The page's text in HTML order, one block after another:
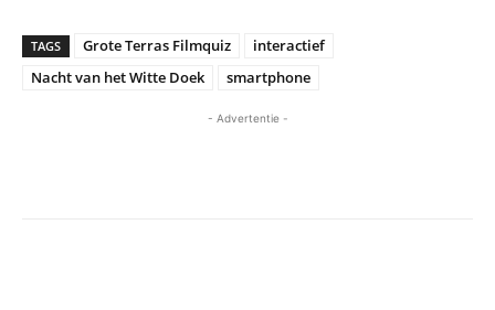
TAGS Grote Terras Filmquiz
interactief
Nacht van het Witte Doek
smartphone
- Advertentie -